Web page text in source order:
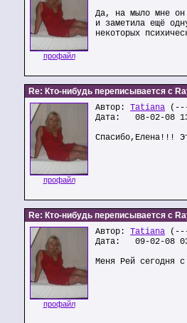
профайл
Да, на мыло мне он
и заметила ещё
некоторых
Re: Кто-нибудь переписывается с
профайл
Автор: Tatiana
Дата: 08-02-08
Спасибо,Елена!!!
Re: Кто-нибудь переписывается с
профайл
Автор: Tatiana
Дата: 09-02-08
Меня Рей сегодня